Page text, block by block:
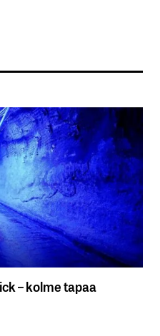
– kolme tapaa